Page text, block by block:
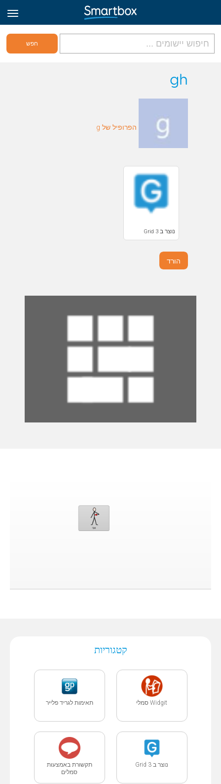
הירשם לאתר
gh
הפרופיל של g
נוצר ב Grid 3
הורד
קטגוריות
Widgit סמלי תאימות לגריד פלייר
נוצר ב Grid 3
תקשורת באמצעות
סמלים